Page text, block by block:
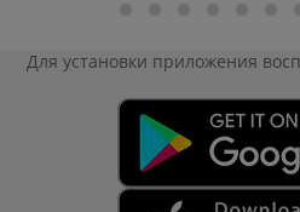
Для установки приложения